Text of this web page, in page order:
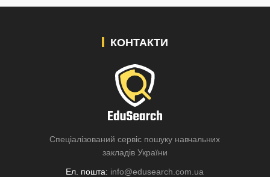
КОНТАКТИ
Спеціалізований сервіс пошуку навчальних
закладів України
Ел. пошта: info@edusearch.com.ua